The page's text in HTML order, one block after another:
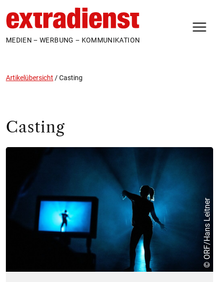
MEDIEN – WERBUNG – KOMMUNIKATION
Artikelübersicht /Casting
Casting
© ORF/Hans Leitner